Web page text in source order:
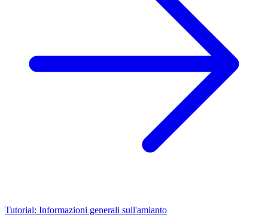
Tutorial: Informazioni generali sull'amianto